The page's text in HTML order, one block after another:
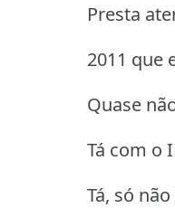
Presta
2011 que
Quase
Tá com o
Tá, só